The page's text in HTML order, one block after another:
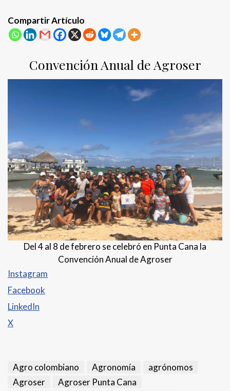
Compartir Artículo
Convención Anual de Agroser
Del 4 al 8 de febrero se celebró en Punta Cana la
Convención Anual de Agroser
Instagram
Facebook
LinkedIn
X
Agro colombiano Agronomía
agrónomos
Agroser
Agroser Punta Cana